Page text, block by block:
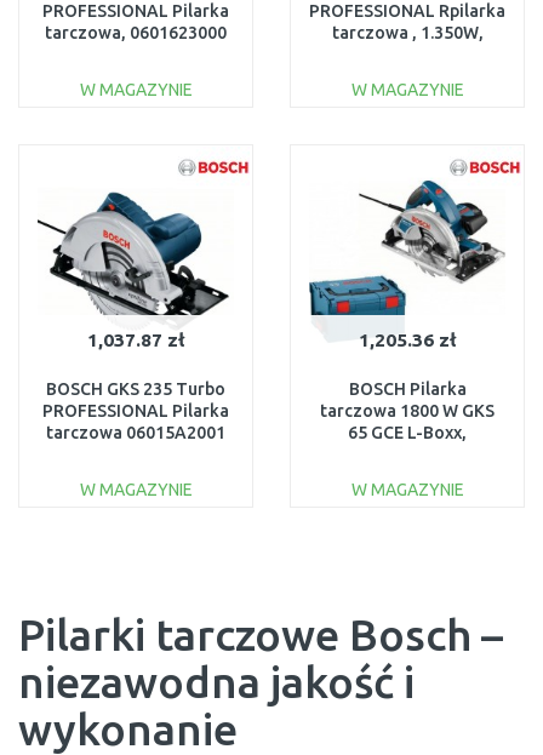
PROFESSIONAL Pilarka
tarczowa, 0601623000
W MAGAZYNIE
Do porównania
PROFESSIONAL Rpilarka
tarczowa , 1.350W,
W MAGAZYNIE
Do porównania
1,037.87 zł
BOSCH GKS 235 Turbo
PROFESSIONAL Pilarka
tarczowa 06015A2001
W MAGAZYNIE
1,205.36 zł
BOSCH Pilarka
tarczowa 1800 W GKS
65 GCE L-Boxx,
W MAGAZYNIE
Pilarki tarczowe Bosch –
niezawodna jakość i
wykonanie